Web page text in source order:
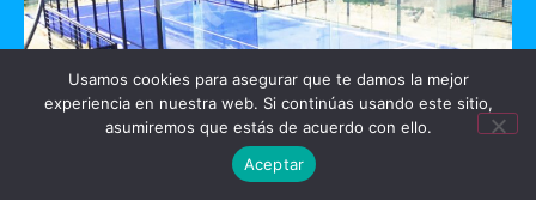
Usamos cookies para asegurar que te damos la mejor
experiencia en nuestra web. Si continúas usando este sitio,
asumiremos que estás de acuerdo con ello.
Aceptar